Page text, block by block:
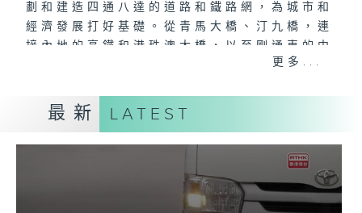
劃和建造四通八達的道路和鐵路網，為城市和
經濟發展打好基礎。從青馬大橋、汀九橋，連
接內地的高鐵和港珠澳大橋，以至剛通車的中
九龍繞道、未來的港深西部鐵路，都與香港發
而從日常到緊急，由市區到郊區，道路網的建
設、保養、維修和美化，同樣有賴路政署團隊
默默耕耘，令城市更宜居、更安全，出行更方
便。每一盞燈、每一次維修、每一轉巡查，背
後都是為市民服務的堅持，成就生活每一步。
更多...
最新 LATEST